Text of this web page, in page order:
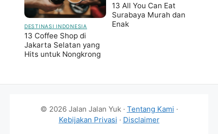
DESTINASI INDONESIA
13 Coffee Shop di
Jakarta Selatan yang
Hits untuk Nongkrong
13 All You Can Eat
Surabaya Murah dan
Enak
© 2026 Jalan Jalan Yuk · Tentang Kami ·
Kebijakan Privasi · Disclaimer